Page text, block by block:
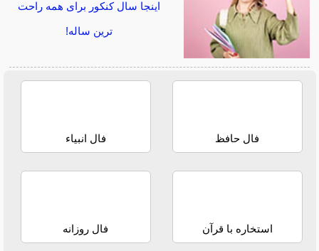
اینجا سال کنکور برای همه راحت
ترین ساله!
فال حافظ فال انبیاء
استخاره با قرآن فال روزانه